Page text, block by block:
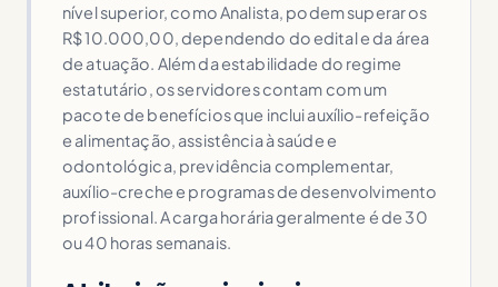
nível superior, como Analista, podem superar os
R$ 10.000,00, dependendo do edital e da área
de atuação. Além da estabilidade do regime
estatutário, os servidores contam com um
pacote de benefícios que inclui auxílio-refeição
e alimentação, assistência à saúde e
odontológica, previdência complementar,
auxílio-creche e programas de desenvolvimento
profissional. A carga horária geralmente é de 30
ou 40 horas semanais.